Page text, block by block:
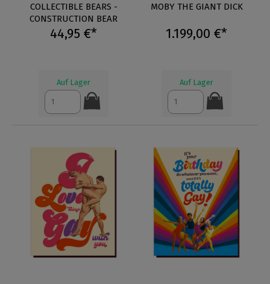
COLLECTIBLE BEARS -
CONSTRUCTION BEAR
44,95 €*
Auf Lager
MOBY THE GIANT DICK
1.199,00 €*
Auf Lager